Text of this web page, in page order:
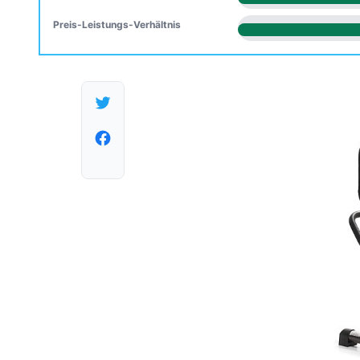
Preis-Leistungs-Verhältnis